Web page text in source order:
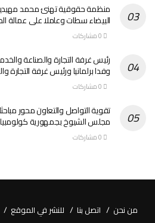
منظمة حقوقية تهنئ محمد مهيدية
البيضاء سطات وعاملا على عمالة
رئيس غرفة التجارة والصناعة
وفدا برلمانيا ورئيس غرفة التجارة
تقوية التواصل والتعاون محور
مجلس الشيوخ بجمهورية كولومبيا
من نحن اتصل بنا للنشر في الموقع